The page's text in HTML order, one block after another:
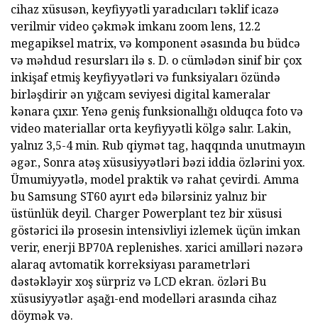
cihaz xüsusən, keyfiyyətli yaradıcıları təklif icazə
verilmir video çəkmək imkanı zoom lens, 12.2
megapiksel matrix, və komponent əsasında bu büdcə
və məhdud resursları ilə s. D. o cümlədən sinif bir çox
inkişaf etmiş keyfiyyətləri və funksiyaları özündə
birləşdirir ən yığcam seviyesi digital kameralar
kənara çıxır. Yenə geniş funksionallığı olduqca foto və
video materiallar orta keyfiyyətli kölgə salır. Lakin,
yalnız 3,5-4 min. Rub qiymət tag, haqqında unutmayın
əgər., Sonra atəş xüsusiyyətləri bəzi iddia özlərini yox.
Ümumiyyətlə, model praktik və rahat çevirdi. Amma
bu Samsung ST60 ayırt edə bilərsiniz yalnız bir
üstünlük deyil. Charger Powerplant tez bir xüsusi
göstərici ilə prosesin intensivliyi izlemek üçün imkan
verir, enerji BP70A replenishes. xarici amilləri nəzərə
alaraq avtomatik korreksiyası parametrləri
dəstəkləyir xoş sürpriz və LCD ekran. özləri Bu
xüsusiyyətlər aşağı-end modelləri arasında cihaz
döymək və.